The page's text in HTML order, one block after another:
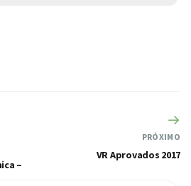
–
PRÓXIMO
VR Aprovados 2017